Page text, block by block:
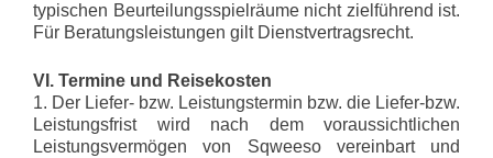
typischen Beurteilungsspielräume nicht zielführend ist.
Für Beratungsleistungen gilt Dienstvertragsrecht.
VI. Termine und Reisekosten
1. Der Liefer- bzw. Leistungstermin bzw. die Liefer-bzw.
Leistungsfrist wird nach dem voraussichtlichen
Leistungsvermögen von Sqweeso vereinbart und